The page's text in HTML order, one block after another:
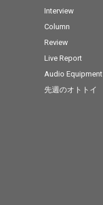
Interview
Column
Review
Live Report
Audio Equipment
先週のオトトイ